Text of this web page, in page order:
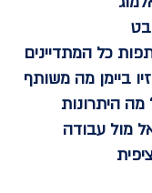
מבט
כל המתדיינים
ביימן מה משותף
היתרונות
מול עבודה